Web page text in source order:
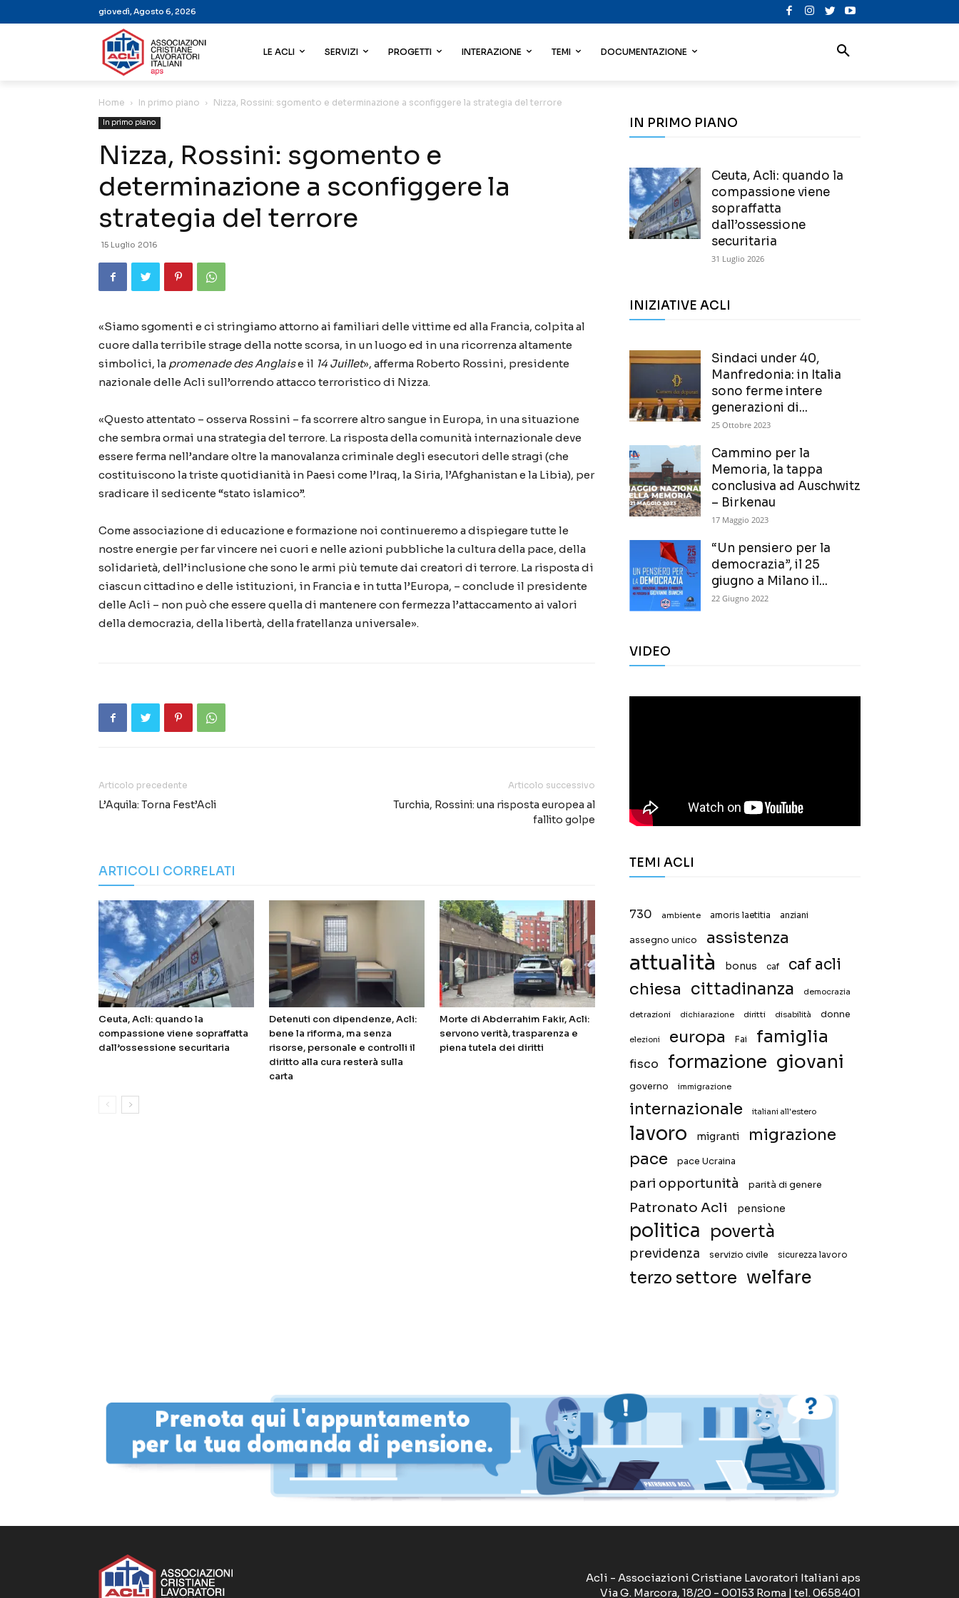
giovedì, Agosto 6, 2026
LE ACLI SERVIZI PROGETTI INTERAZIONE TEMI DOCUMENTAZIONE
Home In primo piano Nizza, Rossini: sgomento e determinazione a sconfiggere la strategia del terrore
In primo piano
Nizza, Rossini: sgomento e
determinazione a sconfiggere la
strategia del terrore
15 Luglio 2016
«Siamo sgomenti e ci stringiamo attorno ai familiari delle vittime ed alla Francia, colpita al
cuore dalla terribile strage della notte scorsa, in un luogo ed in una ricorrenza altamente
simbolici, la promenade des Anglaise il 14 Juillet», afferma Roberto Rossini, presidente
nazionale delle Acli sull’orrendo attacco terroristico di Nizza.
«Questo attentato – osserva Rossini – fa scorrere altro sangue in Europa, in una situazione
che sembra ormai una strategia del terrore. La risposta della comunità internazionale deve
essere ferma nell’andare oltre la manovalanza criminale degli esecutori delle stragi (che
costituiscono la triste quotidianità in Paesi come l’Iraq, la Siria, l’Afghanistan e la Libia), per
sradicare il sedicente “stato islamico”.
Come associazione di educazione e formazione noi continueremo a dispiegare tutte le
nostre energie per far vincere nei cuori e nelle azioni pubbliche la cultura della pace, della
solidarietà, dell’inclusione che sono le armi più temute dai creatori di terrore. La risposta di
ciascun cittadino e delle istituzioni, in Francia e in tutta l’Europa, – conclude il presidente
delle Acli – non può che essere quella di mantenere con fermezza l’attaccamento ai valori
della democrazia, della libertà, della fratellanza universale».
Articolo precedente
L’Aquila: Torna Fest’Acli
Articolo successivo
Turchia, Rossini: una risposta europea al
fallito golpe
ARTICOLI CORRELATI
Ceuta, Acli: quando la
compassione viene sopraffatta
dall’ossessione securitaria
Detenuti con dipendenze, Acli:
bene la riforma, ma senza
risorse, personale e controlli il
diritto alla cura resterà sulla
carta
Morte di Abderrahim Fakir, Acli:
servono verità, trasparenza e
piena tutela dei diritti
IN PRIMO PIANO
Ceuta, Acli: quando la
compassione viene
sopraffatta
dall’ossessione
securitaria
31 Luglio 2026
INIZIATIVE ACLI
Sindaci under 40,
Manfredonia: in Italia
sono ferme intere
generazioni di...
25 Ottobre 2023
Cammino per la
Memoria, la tappa
conclusiva ad Auschwitz
– Birkenau
17 Maggio 2023
“Un pensiero per la
democrazia”, il 25
giugno a Milano il...
22 Giugno 2022
VIDEO
TEMI ACLI
730 ambiente amoris laetitia anziani
assegno unico assistenza
attualità bonus caf caf acli
chiesa cittadinanza democrazia
detrazioni dichiarazione diritti disabilità donne
elezioni europa Fai famiglia
fisco formazione giovani
governo immigrazione
internazionale italiani all'estero
lavoro migranti
migrazione
pace
pace Ucraina
pari opportunità parità di genere
Patronato Acli pensione
politica povertà
previdenza servizio civile sicurezza lavoro
terzo settore welfare
Acli - Associazioni Cristiane Lavoratori Italiani aps
Via G. Marcora, 18/20 - 00153 Roma | tel. 0658401